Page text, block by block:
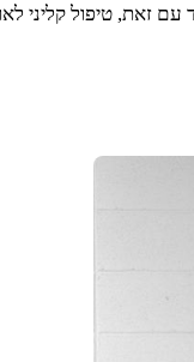
זאת, טיפול קליני